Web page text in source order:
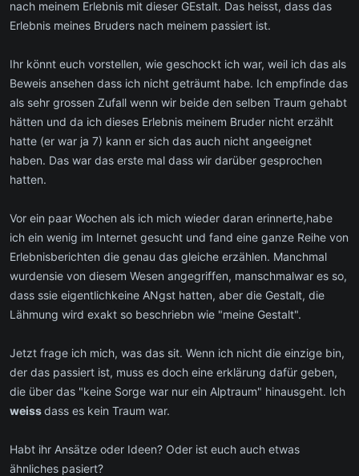
nach meinem Erlebnis mit dieser GEstalt. Das heisst, dass das
Erlebnis meines Bruders nach meinem passiert ist.
Ihr könnt euch vorstellen, wie geschockt ich war, weil ich das als
Beweis ansehen dass ich nicht geträumt habe. Ich empfinde das
als sehr grossen Zufall wenn wir beide den selben Traum gehabt
hätten und da ich dieses Erlebnis meinem Bruder nicht erzählt
hatte (er war ja 7) kann er sich das auch nicht angeeignet
haben. Das war das erste mal dass wir darüber gesprochen
hatten.
Vor ein paar Wochen als ich mich wieder daran erinnerte,habe
ich ein wenig im Internet gesucht und fand eine ganze Reihe von
Erlebnisberichten die genau das gleiche erzählen. Manchmal
wurdensie von diesem Wesen angegriffen, manschmalwar es so,
dass ssie eigentlichkeine ANgst hatten, aber die Gestalt, die
Lähmung wird exakt so beschriebn wie "meine Gestalt".
Jetzt frage ich mich, was das sit. Wenn ich nicht die einzige bin,
der das passiert ist, muss es doch eine erklärung dafür geben,
die über das "keine Sorge war nur ein Alptraum" hinausgeht. Ich
weissdass es kein Traum war.
Habt ihr Ansätze oder Ideen? Oder ist euch auch etwas
ähnliches pasiert?